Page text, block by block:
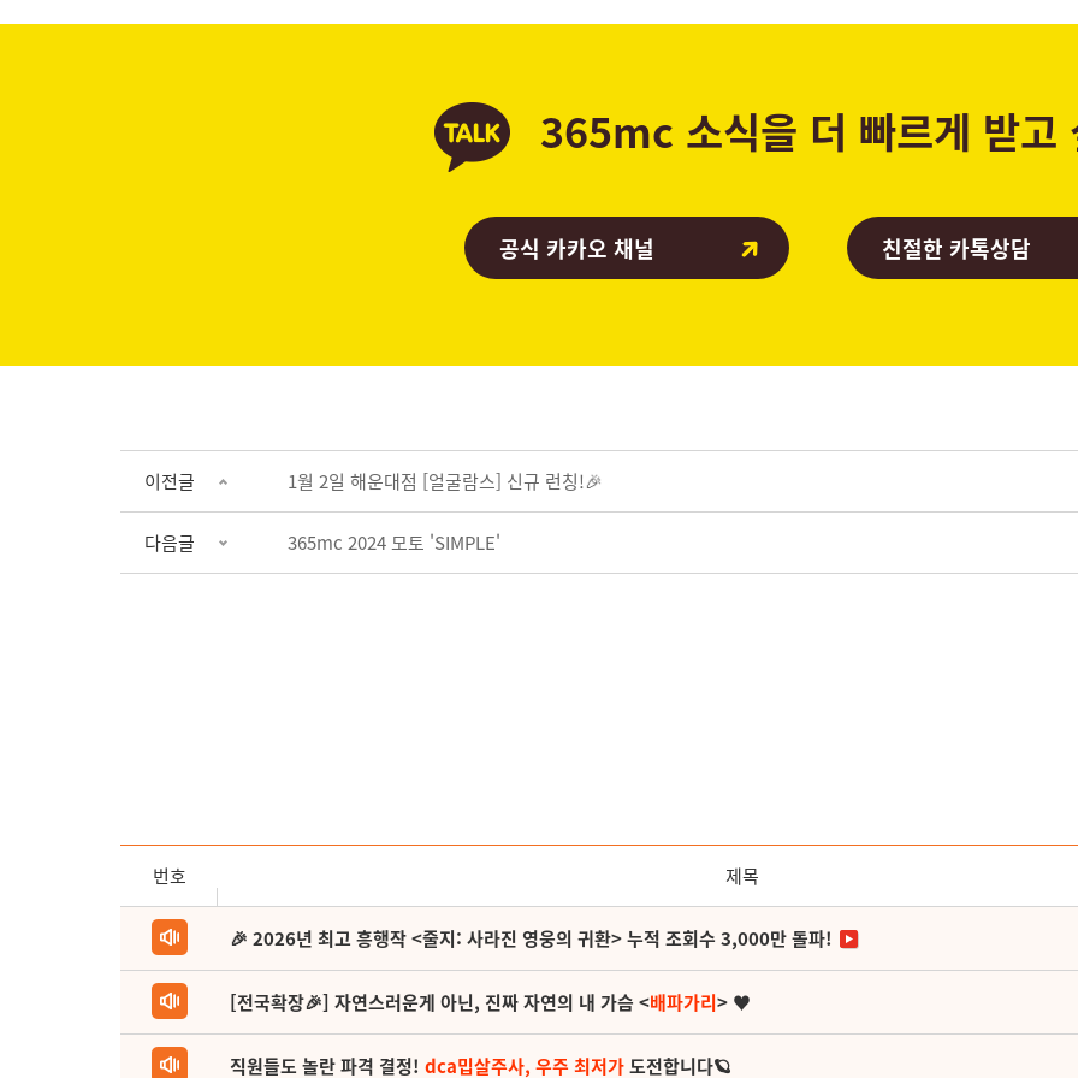
365mc 소식을 더 빠르게 받고
공식 카카오 채널 친절한 카톡상담
이전글 1월 2일 해운대점 [얼굴람스] 신규 런칭!🎉
다음글 365mc 2024 모토 'SIMPLE'
번호 제목
🎉 2026년 최고 흥행작 <줄지: 사라진 영웅의 귀환> 누적 조회수 3,000만 돌파!
[전국확장🎉] 자연스러운게 아닌, 진짜 자연의 내 가슴 <배파가리> ♥
직원들도 놀란 파격 결정! dca밉살주사, 우주 최저가도전합니다🪐